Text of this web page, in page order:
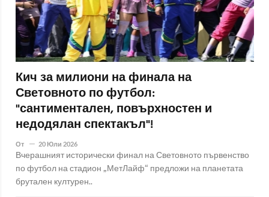
Кич за милиони на финала на
Световното по футбол:
"сантиментален, повърхностен и
недодялан спектакъл"!
От 20 Юли 2026
Вчерашният исторически финал на Световното първенство
по футбол на стадион „МетЛайф“ предложи на планетата
брутален културен..